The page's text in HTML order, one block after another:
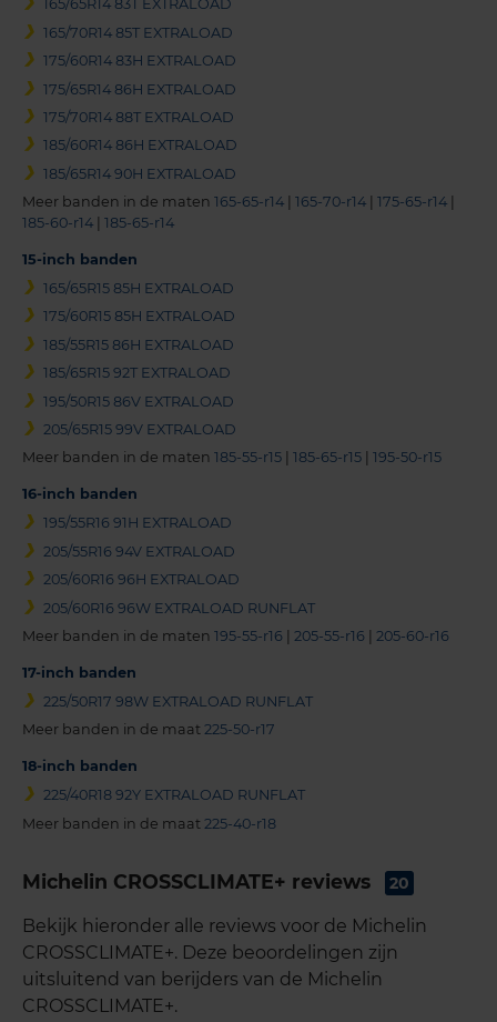
165/65R14 83T EXTRALOAD
165/70R14 85T EXTRALOAD
175/60R14 83H EXTRALOAD
175/65R14 86H EXTRALOAD
175/70R14 88T EXTRALOAD
185/60R14 86H EXTRALOAD
185/65R14 90H EXTRALOAD
Meer banden in de maten 165-65-r14 165-70-r14 175-65-r14
185-60-r14
185-65-r14
15-inch banden
165/65R15 85H EXTRALOAD
175/60R15 85H EXTRALOAD
185/55R15 86H EXTRALOAD
185/65R15 92T EXTRALOAD
195/50R15 86V EXTRALOAD
205/65R15 99V EXTRALOAD
Meer banden in de maten 185-55-r15 185-65-r15 195-50-r15
16-inch banden
195/55R16 91H EXTRALOAD
205/55R16 94V EXTRALOAD
205/60R16 96H EXTRALOAD
205/60R16 96W EXTRALOAD RUNFLAT
Meer banden in de maten 195-55-r16 205-55-r16 205-60-r16
17-inch banden
225/50R17 98W EXTRALOAD RUNFLAT
Meer banden in de maat 225-50-r17
18-inch banden
225/40R18 92Y EXTRALOAD RUNFLAT
Meer banden in de maat 225-40-r18
Michelin CROSSCLIMATE+ reviews 20
Bekijk hieronder alle reviews voor de Michelin
CROSSCLIMATE+. Deze beoordelingen zijn
uitsluitend van berijders van de Michelin
CROSSCLIMATE+.